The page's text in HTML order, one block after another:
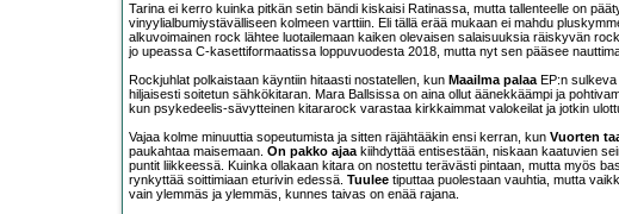
Tarina ei kerro kuinka pitkän setin bändi kiskaisi Ratinassa, mutta tallenteelle on
vinyylialbumiystävälliseen kolmeen varttiin. Eli tällä erää mukaan ei mahdu
alkuvoimainen rock lähtee luotailemaan kaiken olevaisen salaisuuksia räiskyvän
jo upeassa C-kasettiformaatissa loppuvuodesta 2018, mutta nyt sen pääsee
Rockjuhlat polkaistaan käyntiin hitaasti nostatellen, kun Maailma palaaEP:n sulkeva
hiljaisesti soitetun sähkökitaran. Mara Ballsissa on aina ollut äänekkäämpi ja
kun psykedeelis-sävytteinen kitararock varastaa kirkkaimmat valokeilat ja jotkin
Vajaa kolme minuuttia sopeutumista ja sitten räjähtääkin ensi kerran, kun Vuorten
paukahtaa maisemaan. On pakko ajaakiihdyttää entisestään, niskaan kaatuvien
puntit liikkeessä. Kuinka ollakaan kitara on nostettu terävästi pintaan, mutta myös
rynkyttää soittimiaan eturivin edessä. Tuulee tiputtaa puolestaan vauhtia, mutta
vain ylemmäs ja ylemmäs, kunnes taivas on enää rajana.